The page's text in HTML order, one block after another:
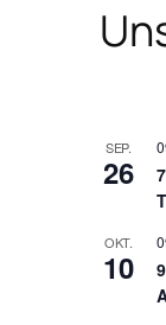
SEP.
26
OKT.
10